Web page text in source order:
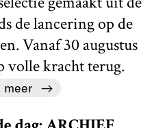
de lancering op de
Vanaf 30 augustus
volle kracht terug.
meer